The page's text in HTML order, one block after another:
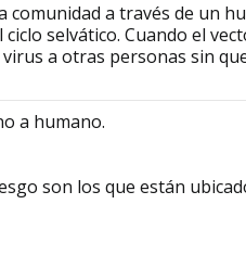
comunidad a través de un
selvático. Cuando el
a otras personas sin
a humano.
son los que están